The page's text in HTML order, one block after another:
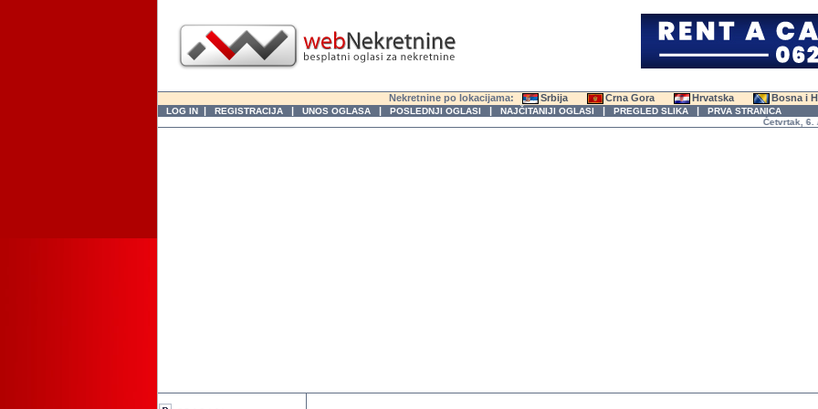
Nekretnine po lokacijama: Srbija Crna Gora Hrvatska Bosna i
LOG IN | REGISTRACIJA | UNOS OGLASA | POSLEDNJI OGLASI | NAJČITANIJI OGLASI | PREGLED SLIKA | PRVA STRANICA
Četvrtak, 6.